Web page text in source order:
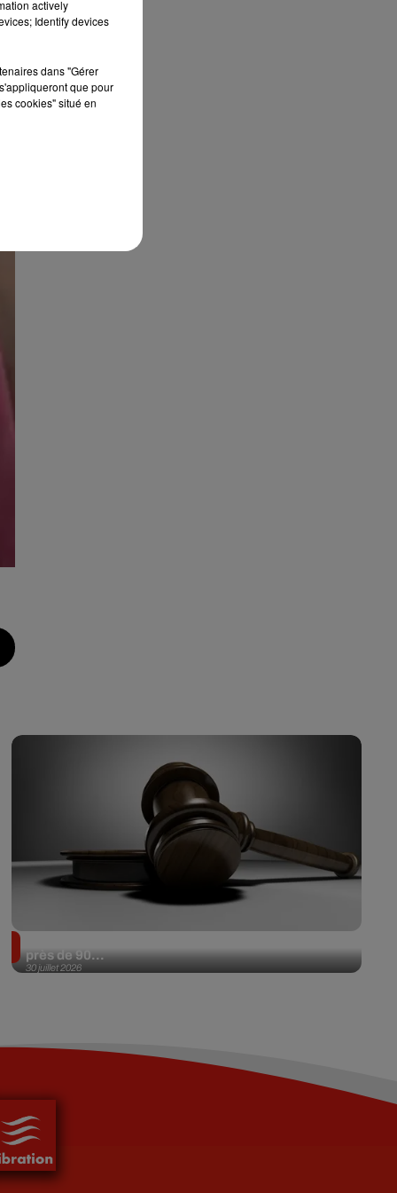
30 juillet 2026
près de 90...
actively
Identify devices
dans "Gérer
que pour
cookies" situé en